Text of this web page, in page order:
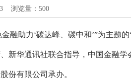
浏览量：500
融助力‘碳达峰、碳中和’”为主题
新华通讯社联合指导，中国金融
份有限公司承办。